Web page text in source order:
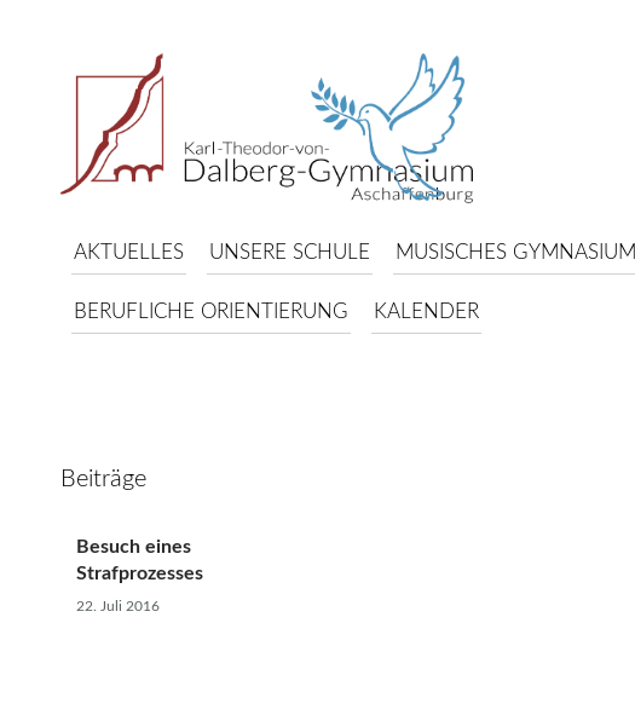
AKTUELLES UNSERE SCHULE MUSISCHES GYMNASIUM
BERUFLICHE ORIENTIERUNG KALENDER
Beiträge
Besuch eines
Strafprozesses
22. Juli 2016